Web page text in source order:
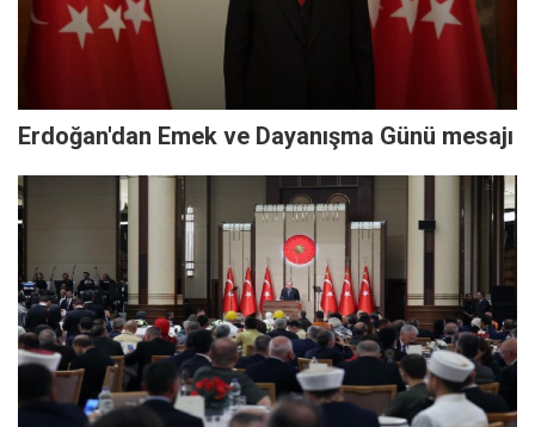
Erdoğan'dan Emek ve Dayanışma Günü mesajı